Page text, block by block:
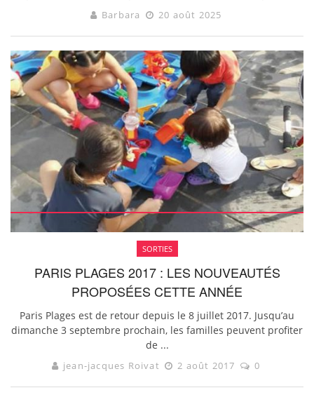
Barbara 20 août 2025
SORTIES
PARIS PLAGES 2017 : LES NOUVEAUTÉS
PROPOSÉES CETTE ANNÉE
Paris Plages est de retour depuis le 8 juillet 2017. Jusqu’au
dimanche 3 septembre prochain, les familles peuvent profiter
de ...
jean-jacques Roivat 2 août 2017 0